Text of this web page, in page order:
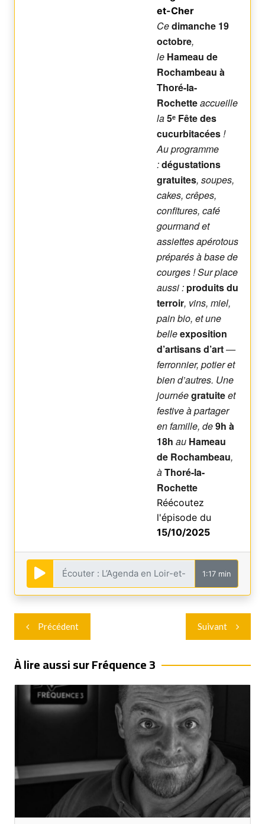
et-Cher
Cedimanche 19
octobre,
le Hameau de
Rochambeau à
Thoré-la-
Rochetteaccueille
la5ᵉ Fête des
cucurbitacées!
Au programme
:dégustations
gratuites, soupes,
cakes, crêpes,
confitures, café
gourmand et
assiettes apérotous
préparés à base de
courges ! Sur place
aussi : produits du
terroir, vins, miel,
pain bio, et une
belleexposition
d’artisans d’art—
ferronnier, potier et
bien d’autres. Une
journéegratuiteet
festive à partager
en famille, de9h à
18h au Hameau
de Rochambeau,
àThoré-la-
Rochette
Réécoutez
l'épisode du
15/10/2025
1:17 min
Navigation
de
l’article
Précédent Suivant
À lire aussi sur Fréquence 3